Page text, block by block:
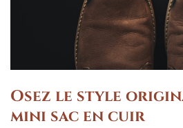
Osez le style
mini sac en cuir